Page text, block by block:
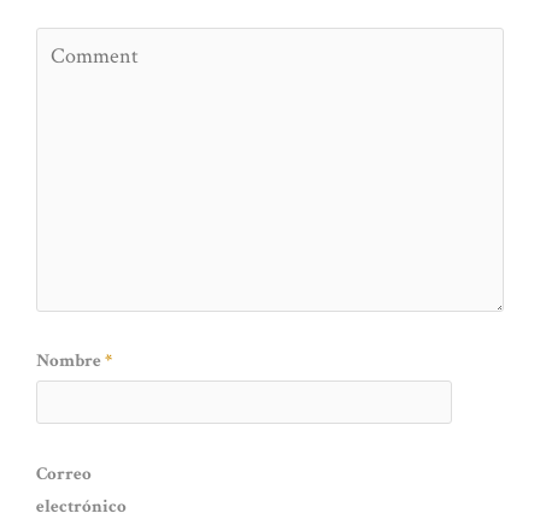
Nombre *
Correo
electrónico